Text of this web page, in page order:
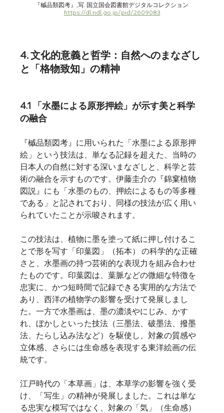
『槭品類図考』,写. 国立国会図書館デジタルコレクション
https://dl.ndl.go.jp/pid/2609083
4. 文化的意義と哲学：自然へのまなざし
と「格物致知」の精神
4.1 「水墨による原形押絵」が示す美と科学
の融合
『槭品類図考』に用いられた「水墨による原形押
絵」という技法は、単なる記録を超えた、当時の
日本人の自然に対する深いまなざしと、科学と芸
術の融合を示すものです。伊藤圭介の『錦窠植物
図説』にも「水墨のもの、押絵によるもの等多種
である」と記されており、同様の技法が広く用い
られていたことが示唆されます。
この技法は、植物に墨を塗って紙に押し付けるこ
とで形を写す「印葉図」（拓本） の科学的な正確
さと、水墨画の持つ芸術的な表現力を組み合わせ
たものです。印葉図は、葉脈などの微細な特徴を
忠実に、かつ短時間で記録できる実用的な方法で
あり、西洋の植物学の影響を受けて発展しまし
た。一方で水墨画は、墨の濃淡やにじみ、かす
れ、ぼかしといった技法（三墨法、破墨法、撥墨
法、たらし込み法など）を駆使し、対象の質感や
立体感、さらには生命感を表現する東洋絵画の伝
統です。
江戸時代の「本草画」は、本草学の影響を強く受
け、「写生」の精神が発展しました。これは単な
る忠実な模写ではなく、対象の「気」（生命感）